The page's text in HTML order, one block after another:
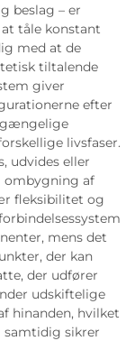
beslag – er
tåle konstant
med at de
tiltalende
giver
efter
livsfaser.
udvides eller
ombygning af
fleksibilitet og
mens det
der kan
der udfører
udskiftelige
hinanden, hvilket
sikrer